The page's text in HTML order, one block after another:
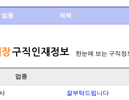
업종 제목
장구직인재정보 한눈에 보는 구직정
업종
잘부탁드립니다